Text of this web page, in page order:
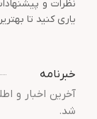
نظرات و
یاری کنید تا
خبرنامه
آخرین اخبار و
شد.